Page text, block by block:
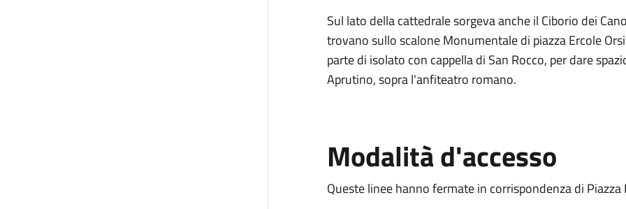
Sul lato della cattedrale sorgeva anche il Ciborio dei
trovano sullo scalone Monumentale di piazza Ercole
parte di isolato con cappella di San Rocco, per dare
Aprutino, sopra l'anfiteatro romano.
Modalità d'accesso
Queste linee hanno fermate in corrispondenza di